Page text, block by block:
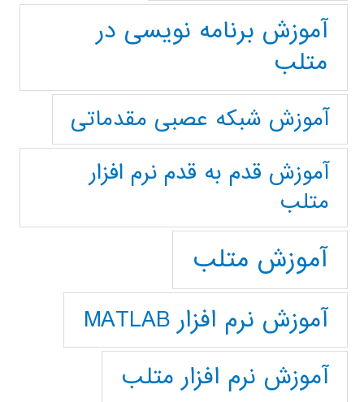
آموزش برنامه نویسی در
متلب
آموزش شبکه عصبی مقدماتی
آموزش قدم به قدم نرم افزار
متلب
آموزش متلب
آموزش نرم افزار MATLAB
آموزش نرم افزار متلب